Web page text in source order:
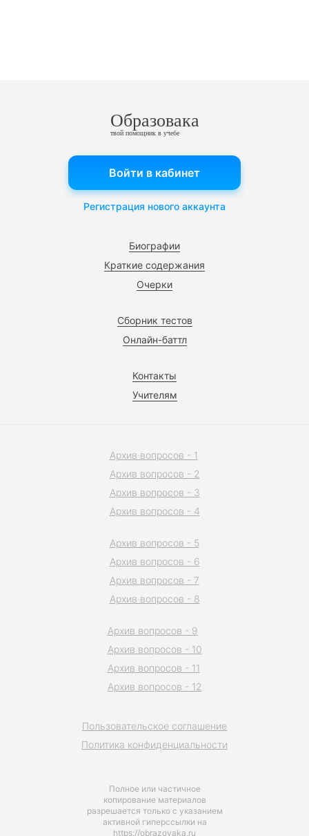
Образовака
твой помощник в учебе
Биографии
Краткие содержания
Очерки
Сборник тестов
Онлайн-баттл
Контакты
Учителям
Войти в кабинет
Регистрация нового аккаунта
Полное или частичное
копирование материалов
разрешается только с указанием
активной гиперссылки на
https://obrazovaka.ru
Пользовательское соглашение
Политика конфиденциальности
Архив вопросов - 1
Архив вопросов - 2
Архив вопросов - 3
Архив вопросов - 4
Архив вопросов - 5
Архив вопросов - 6
Архив вопросов - 7
Архив вопросов - 8
Архив вопросов - 9
Архив вопросов - 10
Архив вопросов - 11
Архив вопросов - 12